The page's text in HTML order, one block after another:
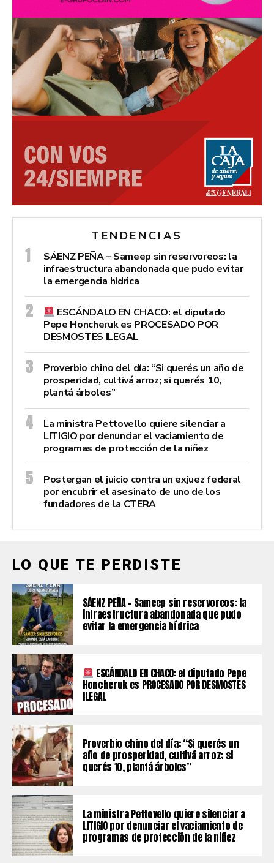
TENDENCIAS
SÁENZ PEÑA – Sameep sin reservoreos: la
infraestructura abandonada que pudo evitar
la emergencia hídrica
ESCÁNDALO EN CHACO: el diputado
Pepe Honcheruk es PROCESADO POR
DESMOSTES ILEGAL
Proverbio chino del día: “Si querés un año de
prosperidad, cultivá arroz; si querés 10,
plantá árboles”
La ministra Pettovello quiere silenciar a
LITIGIO por denunciar el vaciamiento de
programas de protección de la niñez
Postergan el juicio contra un exjuez federal
por encubrir el asesinato de uno de los
fundadores de la CTERA
LO QUE TE PERDISTE
SÁENZ PEÑA – Sameep sin reservoreos: la
infraestructura abandonada que pudo
evitar la emergencia hídrica
ESCÁNDALO EN CHACO: el diputado Pepe
Honcheruk es PROCESADO POR DESMOSTES
ILEGAL
Proverbio chino del día: “Si querés un
año de prosperidad, cultivá arroz; si
querés 10, plantá árboles”
La ministra Pettovello quiere silenciar a
LITIGIO por denunciar el vaciamiento de
programas de protección de la niñez